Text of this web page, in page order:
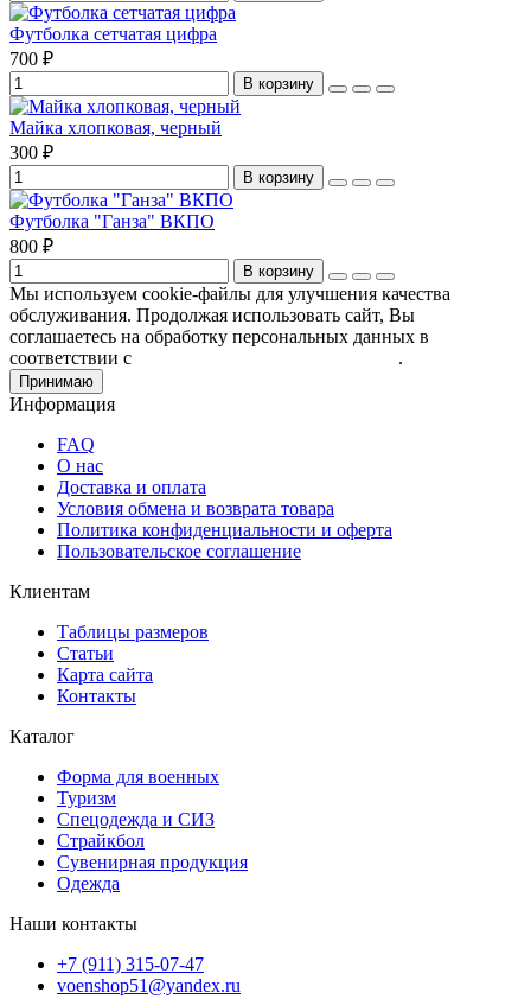
Футболка сетчатая цифра
700 ₽
В корзину
Майка хлопковая, черный
300 ₽
В корзину
Футболка "Ганза" ВКПО
800 ₽
В корзину
Мы используем cookie-файлы для улучшения качества
обслуживания. Продолжая использовать сайт, Вы
соглашаетесь на обработку персональных данных в
соответствии с
.
Принимаю
Информация
FAQ
О нас
Доставка и оплата
Условия обмена и возврата товара
Политика конфиденциальности и оферта
Пользовательское соглашение
Клиентам
Таблицы размеров
Статьи
Карта сайта
Контакты
Каталог
Форма для военных
Туризм
Спецодежда и СИЗ
Страйкбол
Сувенирная продукция
Одежда
Наши контакты
+7 (911) 315-07-47
voenshop51@yandex.ru